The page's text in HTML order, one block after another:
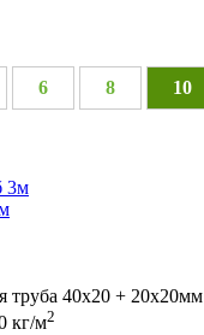
6 8
10
труба 40х20 + 20х20мм
кг/м2